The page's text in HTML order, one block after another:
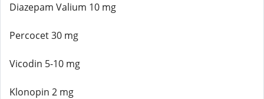
Diazepam Valium 10 mg
Percocet 30 mg
Vicodin 5-10 mg
Klonopin 2 mg